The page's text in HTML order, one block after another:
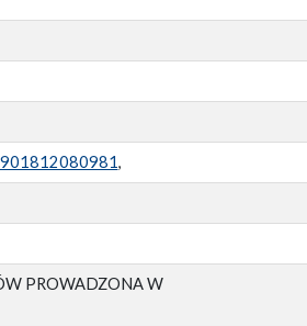
,
PROWADZONA W